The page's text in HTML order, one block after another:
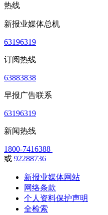
热线
新报业媒体总机
63196319
订阅热线
63883838
早报广告联系
63196319
新闻热线
1800-7416388
或 92288736
新报业媒体网站
网络条款
个人资料保护声明
全检索